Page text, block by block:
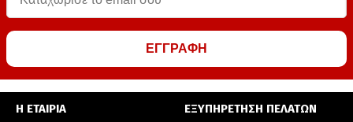
ΕΓΓΡΑΦΗ
Η ΕΤΑΙΡΙΑ ΕΞΥΠΗΡΕΤΗΣΗ ΠΕΛΑΤΩΝ